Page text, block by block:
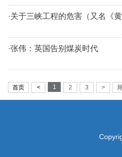
·关于三峡工程的危害（又名《
·张伟：英国告别煤炭时代
首页 < 1 2 3 >